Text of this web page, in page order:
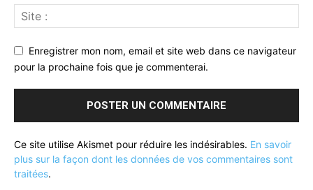
Enregistrer mon nom, email et site web dans ce navigateur
pour la prochaine fois que je commenterai.
Ce site utilise Akismet pour réduire les indésirables. En savoir
plus sur la façon dont les données de vos commentaires sont
traitées.